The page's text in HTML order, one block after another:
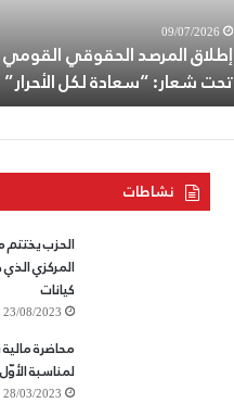
09/07/2026
إطلاق المرصد الحقوقي
تحت شعار: “سعادة لكل الأحرار”
نشاطات
الحزب يختتم
المركزي
كيانات
23/08/2023
محاضرة
لمناسبة
28/03/2023